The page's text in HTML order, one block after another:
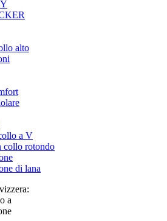
alto
a V
collo rotondo
di lana
a